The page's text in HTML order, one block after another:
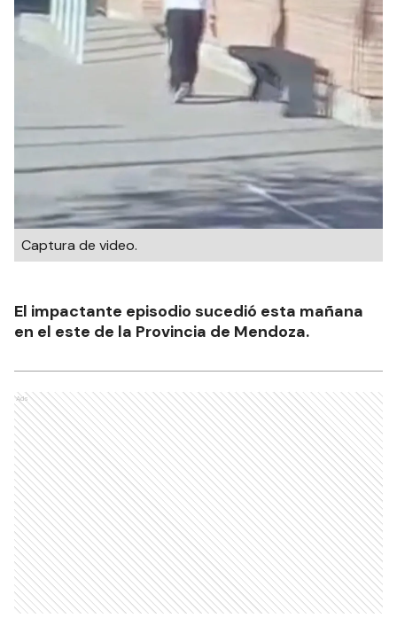
Captura de video.
El impactante episodio sucedió esta mañana
en el este de la Provincia de Mendoza.
Ads